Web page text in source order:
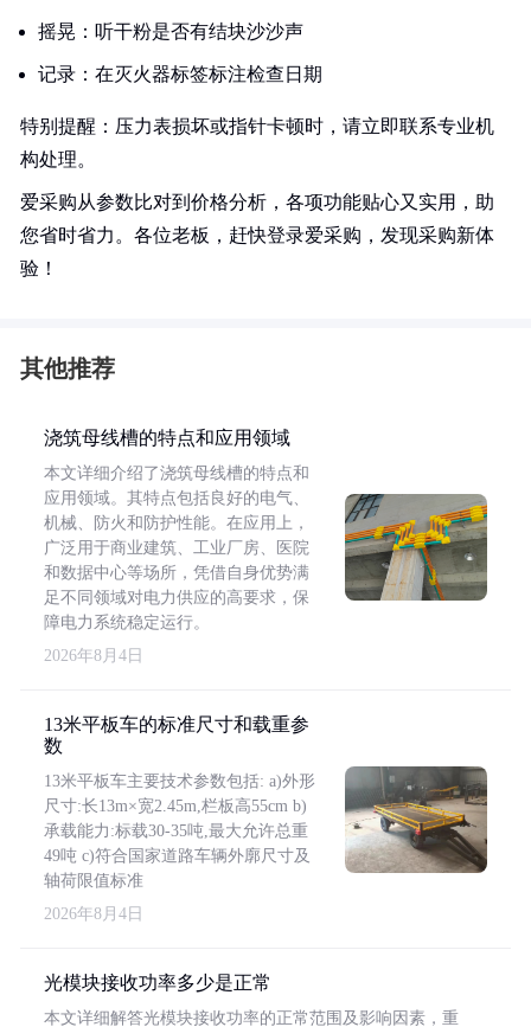
摇晃：听干粉是否有结块沙沙声
记录：在灭火器标签标注检查日期
特别提醒：压力表损坏或指针卡顿时，请立即联系专业机
构处理。
爱采购从参数比对到价格分析，各项功能贴心又实用，助
您省时省力。各位老板，赶快登录爱采购，发现采购新体
验！
其他推荐
浇筑母线槽的特点和应用领域
本文详细介绍了浇筑母线槽的特点和
应用领域。其特点包括良好的电气、
机械、防火和防护性能。在应用上，
广泛用于商业建筑、工业厂房、医院
和数据中心等场所，凭借自身优势满
足不同领域对电力供应的高要求，保
障电力系统稳定运行。
2026年8月4日
13米平板车的标准尺寸和载重参
数
13米平板车主要技术参数包括: a)外形
尺寸:长13m×宽2.45m,栏板高55cm b)
承载能力:标载30-35吨,最大允许总重
49吨 c)符合国家道路车辆外廓尺寸及
轴荷限值标准
2026年8月4日
光模块接收功率多少是正常
本文详细解答光模块接收功率的正常范围及影响因素，重